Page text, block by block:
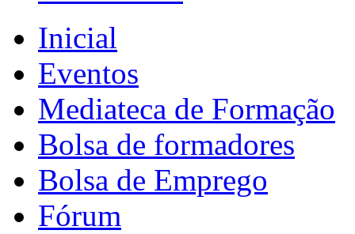
Inicial
Eventos
Mediateca de Formação
Bolsa de formadores
Bolsa de Emprego
Fórum